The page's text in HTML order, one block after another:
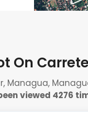
On
Managua,
viewed 4276